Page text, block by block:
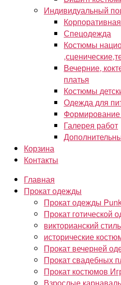
Индивидуальный
Спецодежда
Костюмы
Вечерние,
платья
Костюмы
Одежда для
Галерея работ
Корзина
Контакты
Главная
Прокат одежды
Прокат одежды
Прокат готической
викторианский стиль
исторические
Прокат вечерней
Прокат свадебных
Прокат костюмов
Взрослые